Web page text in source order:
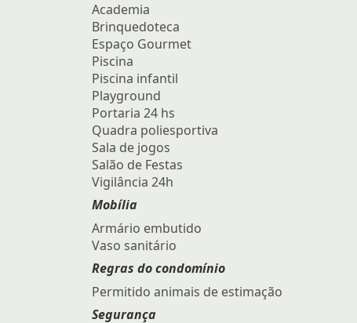
Academia
Brinquedoteca
Espaço Gourmet
Piscina
Piscina infantil
Playground
Portaria 24 hs
Quadra poliesportiva
Sala de jogos
Salão de Festas
Vigilância 24h
Mobília
Armário embutido
Vaso sanitário
Regras do condomínio
Permitido animais de estimação
Segurança